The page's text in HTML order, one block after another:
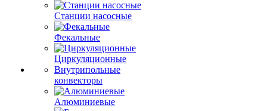
Станции насосные
Фекальные
Циркуляционные
Внутрипольные
конвекторы
Алюминиевые